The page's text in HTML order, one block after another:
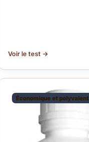
Voir le test →
Économique et polyvalent